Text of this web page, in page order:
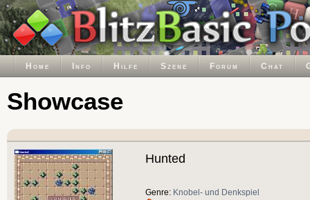
Home Info Hilfe Szene Forum Chat
Showcase
Hunted
Genre: Knobel- und Denkspiel